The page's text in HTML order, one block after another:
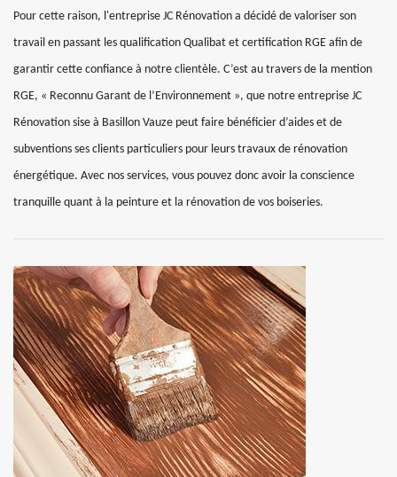
Pour cette raison, l'entreprise JC Rénovation a décidé de valoriser son
travail en passant les qualification Qualibat et certification RGE afin de
garantir cette confiance à notre clientèle. C’est au travers de la mention
RGE, « Reconnu Garant de l’Environnement », que notre entreprise JC
Rénovation sise à Basillon Vauze peut faire bénéficier d’aides et de
subventions ses clients particuliers pour leurs travaux de rénovation
énergétique. Avec nos services, vous pouvez donc avoir la conscience
tranquille quant à la peinture et la rénovation de vos boiseries.